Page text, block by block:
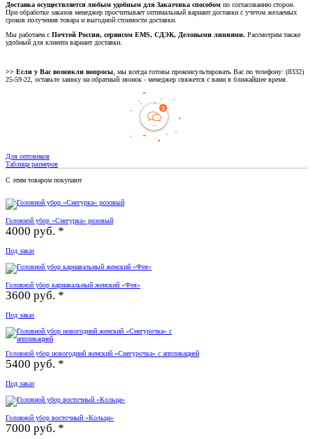
Доставка осуществляется любым удобным для Заказчика способом по согласованию сторон.
При обработке заказов менеджер просчитывает оптимальный вариант доставки с учетом желаемых
сроков получения товара и выгодной стоимости доставки.
Мы работаем с Почтой России, сервисом EMS, СДЭК, Деловыми линиями. Рассмотрим также
удобный для клиента вариант доставки.
>> Если у Вас возникли вопросы, мы всегда готовы проконсультировать Вас по телефону: (8332)
25-59-22, оставьте заявку на обратный звонок - менеджер свяжется с вами в ближайшее время.
Для оптовиков
Таблица размеров
С этим товаром покупают
Головной убор «Снегурка» розовый
4000 руб. *
Под заказ
Головной убор карнавальный женский «Фея»
3600 руб. *
Под заказ
Головной убор новогодний женский «Снегурочка» с аппликацией
5400 руб. *
Под заказ
Головной убор восточный «Кольца»
7000 руб. *